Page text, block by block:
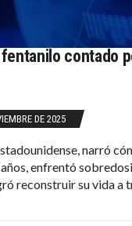
contado
DE 2025
narró
enfrentó
reconstruir su vida a